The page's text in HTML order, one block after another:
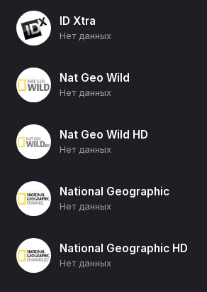
ID Xtra
Нет данных
Nat Geo Wild
Нет данных
Nat Geo Wild HD
Нет данных
National Geographic
Нет данных
National Geographic HD
Нет данных